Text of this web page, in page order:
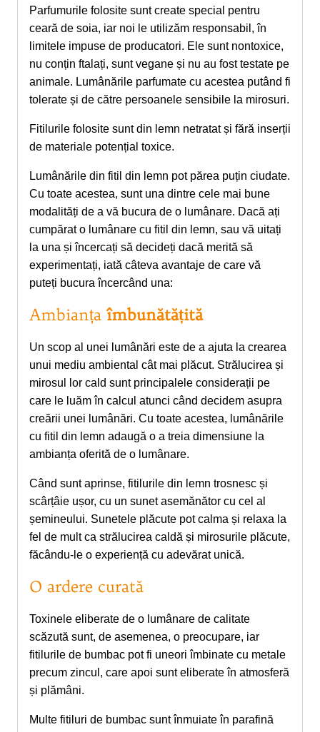
Parfumurile folosite sunt create special pentru
ceară de soia, iar noi le utilizăm responsabil, în
limitele impuse de producatori. Ele sunt nontoxice,
nu conțin ftalați, sunt vegane și nu au fost testate pe
animale. Lumânările parfumate cu acestea putând fi
tolerate și de către persoanele sensibile la mirosuri.
Fitilurile folosite sunt din lemn netratat și fără inserții
de materiale potențial toxice.
Lumânările din fitil din lemn pot părea puțin ciudate.
Cu toate acestea, sunt una dintre cele mai bune
modalități de a vă bucura de o lumânare. Dacă ați
cumpărat o lumânare cu fitil din lemn, sau vă uitați
la una și încercați să decideți dacă merită să
experimentați, iată câteva avantaje de care vă
puteți bucura încercând una:
Ambianța îmbunătățită
Un scop al unei lumânări este de a ajuta la crearea
unui mediu ambiental cât mai plăcut. Strălucirea și
mirosul lor cald sunt principalele considerații pe
care le luăm în calcul atunci când decidem asupra
creării unei lumânări. Cu toate acestea, lumânările
cu fitil din lemn adaugă o a treia dimensiune la
ambianța oferită de o lumânare.
Când sunt aprinse, fitilurile din lemn trosnesc și
scârțâie ușor, cu un sunet asemănător cu cel al
șemineului. Sunetele plăcute pot calma și relaxa la
fel de mult ca strălucirea caldă și mirosurile plăcute,
făcându-le o experiență cu adevărat unică.
O ardere curată
Toxinele eliberate de o lumânare de calitate
scăzută sunt, de asemenea, o preocupare, iar
fitilurile de bumbac pot fi uneori îmbinate cu metale
precum zincul, care apoi sunt eliberate în atmosferă
și plămâni.
Multe fitiluri de bumbac sunt înmuiate în parafină